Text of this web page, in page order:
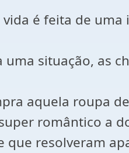
é feita de
uma situação, as
aquela roupa
romântico a
que resolveram